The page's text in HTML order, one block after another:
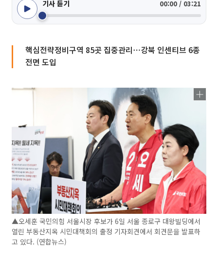
기사 듣기 00:00 / 03:21
핵심전략정비구역 85곳 집중관리⋯강북 인센티브 6종
전면 도입
▲오세훈 국민의힘 서울시장 후보가 6일 서울 종로구 대왕빌딩에서
열린 부동산지옥 시민대책회의 출정 기자회견에서 회견문을 발표하
고 있다. (연합뉴스)